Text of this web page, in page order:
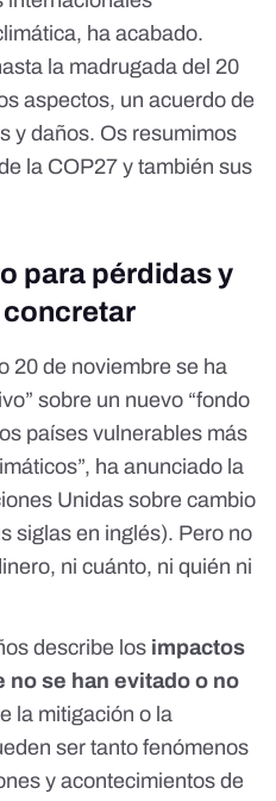
ha acabado.
la madrugada del 20
aspectos, un acuerdo de
y daños. Os resumimos
la COP27 y también sus
para pérdidas y
concretar
20 de noviembre se ha
sobre un nuevo “fondo
países vulnerables más
ha anunciado la
Unidas sobre cambio
siglas en inglés). Pero no
ni cuánto, ni quién ni
describe los impactos
se han evitado o no
la mitigación o la
ser tanto fenómenos
y acontecimientos de